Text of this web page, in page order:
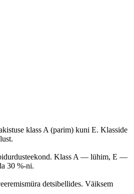
klass A (parim) kuni E. Klasside
Klass A — lühim, E —
30 %-ni.
detsibellides. Väiksem